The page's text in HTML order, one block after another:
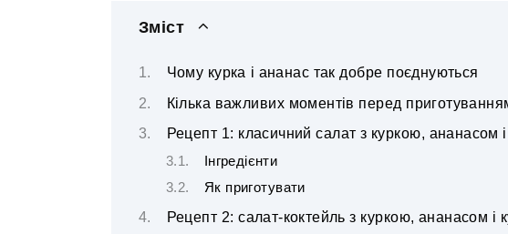
Зміст
Чому курка і ананас так добре поєднуються
Кілька важливих моментів перед
Рецепт 1: класичний салат з куркою, ананасом
Інгредієнти
Як приготувати
Рецепт 2: салат-коктейль з куркою, ананасом і